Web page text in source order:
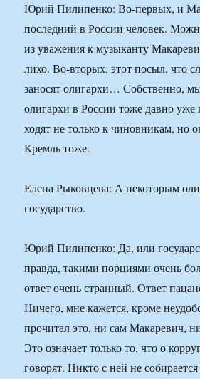
Юрий Пилипенко: Во-первых, и
последний в России человек.
из уважения к музыканту
лихо. Во-вторых, этот посыл, что
заносят олигархи… Собственно,
олигархи в России тоже давно
ходят не только к чиновникам, но
Кремль тоже.
Елена Рыковцева: А некоторым
государство.
Юрий Пилипенко: Да, или
правда, такими порциями очень
ответ очень странный. Ответ
Ничего, мне кажется, кроме
прочитал это, ни сам Макаревич,
Это означает только то, что о
говорят. Никто с ней не